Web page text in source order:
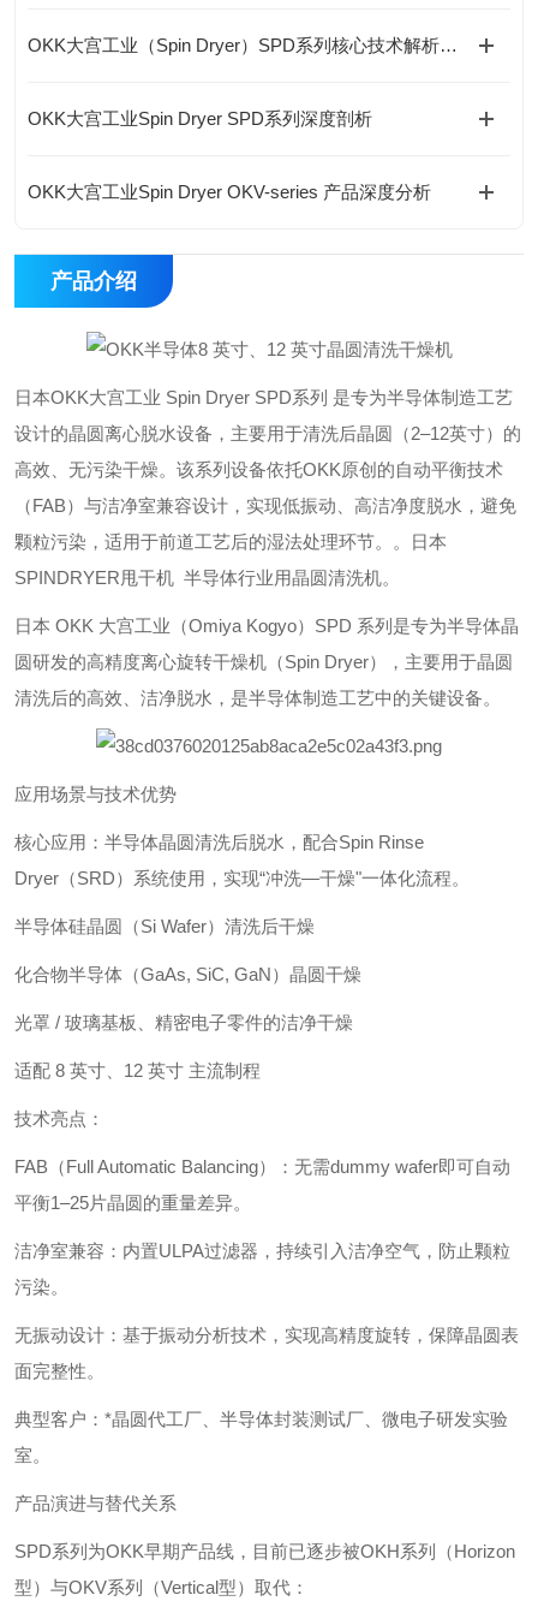
OKK大宫工业（Spin Dryer）SPD系列核心技术解析（差异化竞争优势）
OKK大宫工业Spin Dryer SPD系列深度剖析
OKK大宫工业Spin Dryer OKV-series 产品深度分析
产品介绍
日本OKK大宫工业 Spin Dryer SPD系列 是专为半导体制造工艺
设计的晶圆离心脱水设备，主要用于清洗后晶圆（2–12英寸）的
高效、无污染干燥。该系列设备依托OKK原创的‌自动平衡技术
（FAB）‌与‌洁净室兼容设计‌，实现低振动、高洁净度脱水，避免
颗粒污染，适用于前道工艺后的湿法处理环节。。日本
SPINDRYER甩干机 半导体行业用晶圆清洗机。
日本 OKK 大宫工业（Omiya Kogyo）SPD 系列是专为半导体晶
圆研发的高精度离心旋转干燥机（Spin Dryer），主要用于晶圆
清洗后的高效、洁净脱水，是半导体制造工艺中的关键设备。
应用场景与技术优势
‌核心应用‌：半导体晶圆清洗后脱水，配合Spin Rinse
Dryer（SRD）系统使用，实现“冲洗—干燥"一体化流程。
半导体硅晶圆（Si Wafer）清洗后干燥
化合物半导体（GaAs, SiC, GaN）晶圆干燥
光罩 / 玻璃基板、精密电子零件的洁净干燥
适配 8 英寸、12 英寸 主流制程
‌技术亮点‌：
‌FAB（Full Automatic Balancing）‌：无需dummy wafer即可自动
平衡1–25片晶圆的重量差异。
‌洁净室兼容‌：内置ULPA过滤器，持续引入洁净空气，防止颗粒
污染。
‌无振动设计‌：基于振动分析技术，实现高精度旋转，保障晶圆表
面完整性。
‌典型客户‌：*晶圆代工厂、半导体封装测试厂、微电子研发实验
室。
产品演进与替代关系
SPD系列为OKK早期产品线，目前已逐步被‌OKH系列（Horizon
型）‌与‌OKV系列（Vertical型）‌取代：